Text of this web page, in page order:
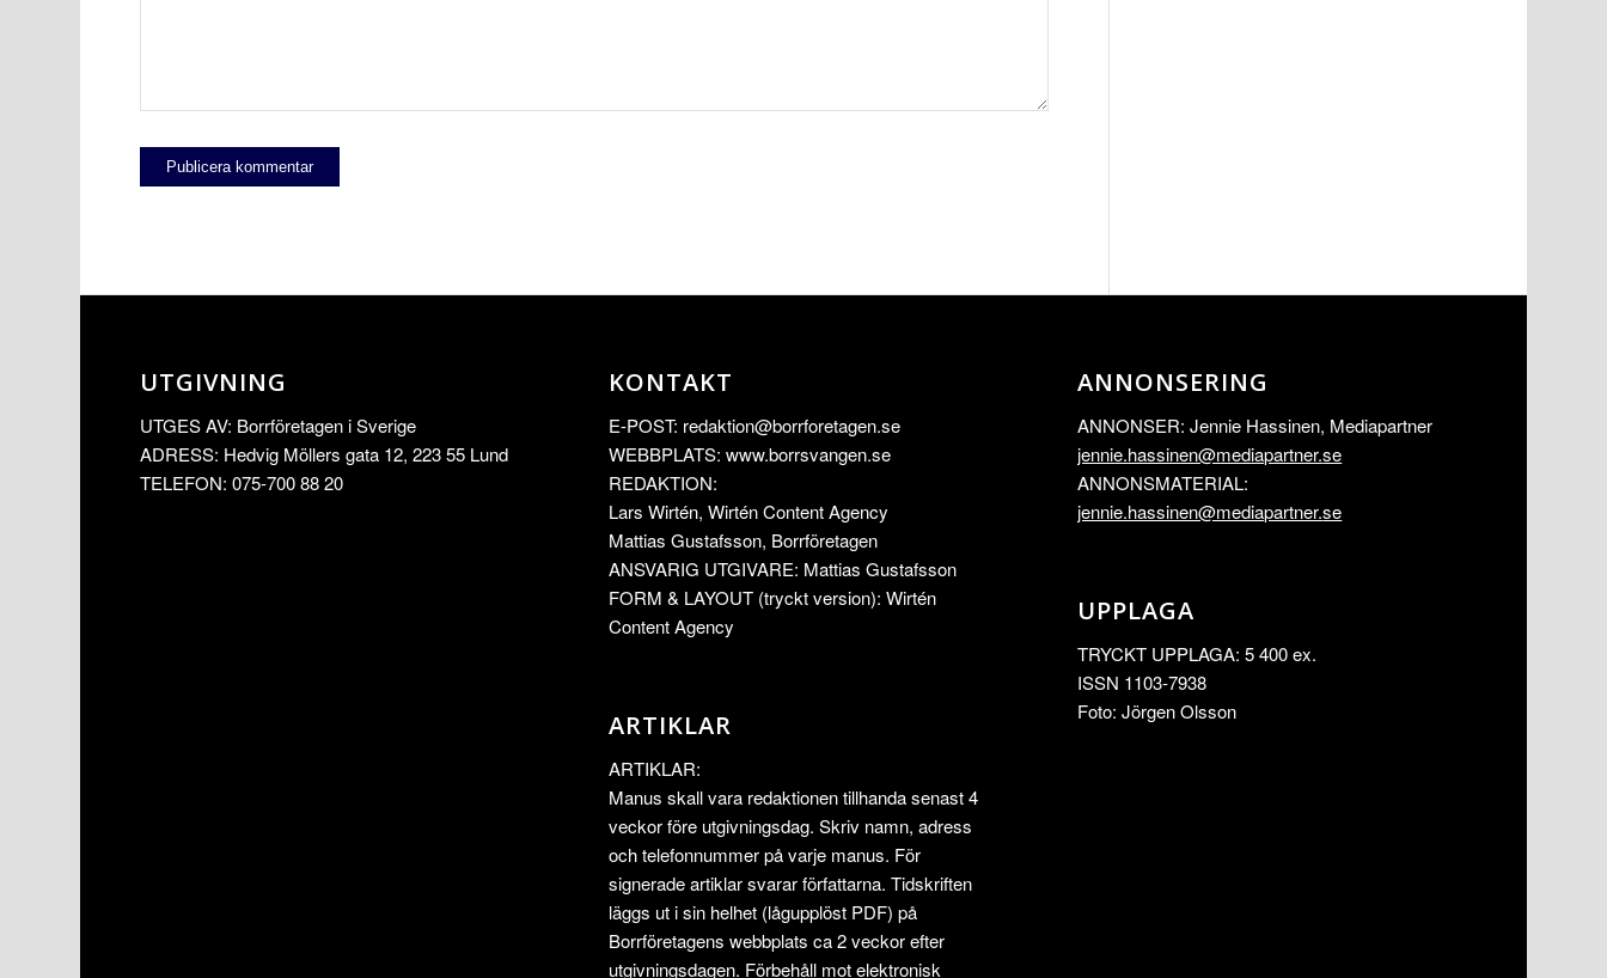
UTGIVNING
UTGES AV: Borrföretagen i Sverige
ADRESS: Hedvig Möllers gata 12, 223 55 Lund
TELEFON: 075-700 88 20
KONTAKT
E-POST: redaktion@borrforetagen.se
WEBBPLATS: www.borrsvangen.se
REDAKTION:
Lars Wirtén, Wirtén Content Agency
Mattias Gustafsson, Borrföretagen
ANSVARIG UTGIVARE: Mattias Gustafsson
FORM & LAYOUT (tryckt version): Wirtén
Content Agency
ARTIKLAR
ARTIKLAR:
Manus skall vara redaktionen tillhanda senast 4
veckor före utgivningsdag. Skriv namn, adress
och telefonnummer på varje manus. För
signerade artiklar svarar författarna. Tidskriften
läggs ut i sin helhet (lågupplöst PDF) på
Borrföretagens webbplats ca 2 veckor efter
utgivningsdagen. Förbehåll mot elektronisk
ANNONSERING
ANNONSER: Jennie Hassinen, Mediapartner
jennie.hassinen@mediapartner.se
ANNONSMATERIAL:
jennie.hassinen@mediapartner.se
UPPLAGA
TRYCKT UPPLAGA: 5 400 ex.
ISSN 1103-7938
Foto: Jörgen Olsson